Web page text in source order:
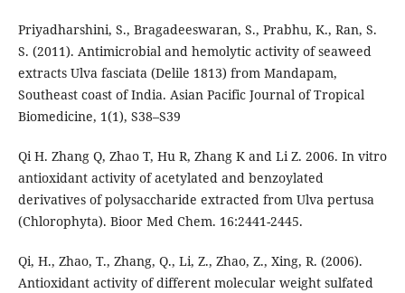
Priyadharshini, S., Bragadeeswaran, S., Prabhu, K., Ran, S.
S. (2011). Antimicrobial and hemolytic activity of seaweed
extracts Ulva fasciata (Delile 1813) from Mandapam,
Southeast coast of India. Asian Pacific Journal of Tropical
Biomedicine, 1(1), S38–S39
Qi H. Zhang Q, Zhao T, Hu R, Zhang K and Li Z. 2006. In vitro
antioxidant activity of acetylated and benzoylated
derivatives of polysaccharide extracted from Ulva pertusa
(Chlorophyta). Bioor Med Chem. 16:2441-2445.
Qi, H., Zhao, T., Zhang, Q., Li, Z., Zhao, Z., Xing, R. (2006).
Antioxidant activity of different molecular weight sulfated